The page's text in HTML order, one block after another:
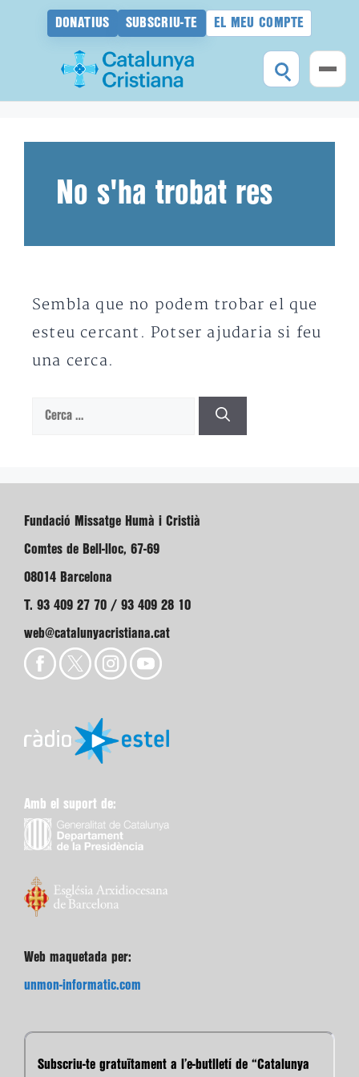
DONATIUS SUBSCRIU-TE EL MEU COMPTE
No s'ha trobat res
Sembla que no podem trobar el que
esteu cercant. Potser ajudaria si feu
una cerca.
Cerca:
Fundació Missatge Humà i Cristià
Comtes de Bell-lloc, 67-69
08014 Barcelona
T. 93 409 27 70 / 93 409 28 10
web@catalunyacristiana.cat
Amb el suport de:
Web maquetada per:
unmon-informatic.com
Subscriu-te gratuïtament a l’e-butlletí de “Catalunya